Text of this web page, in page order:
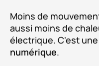
Moins de
aussi moins de
électrique. C'est une
numérique.